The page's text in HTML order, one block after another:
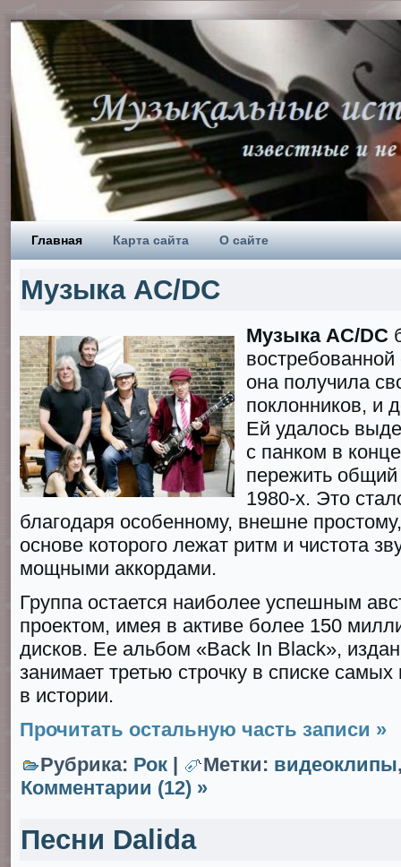
Главная Карта сайта О сайте
Музыка AC/DC
Музыка AC/DC
востребованной
она получила
поклонников, и
Ей удалось
с панком в
пережить общий
1980-х. Это
благодаря особенному, внешне
основе которого лежат ритм и чистота
мощными аккордами.
Группа остается наиболее успешным
проектом, имея в активе более 150
дисков. Ее альбом «Васk In Вlасk»,
занимает третью строчку в списке
в истории.
Прочитать остальную часть записи »
Рубрика: Рок | Метки: видеоклипы
Комментарии (12) »
Песни Dalida